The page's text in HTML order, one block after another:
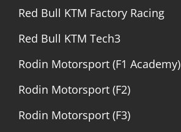
Red Bull KTM Factory Racing
Red Bull KTM Tech3
Rodin Motorsport (F1 Academy)
Rodin Motorsport (F2)
Rodin Motorsport (F3)